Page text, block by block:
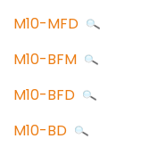
M10-MFD
M10-BFM
M10-BFD
M10-BD